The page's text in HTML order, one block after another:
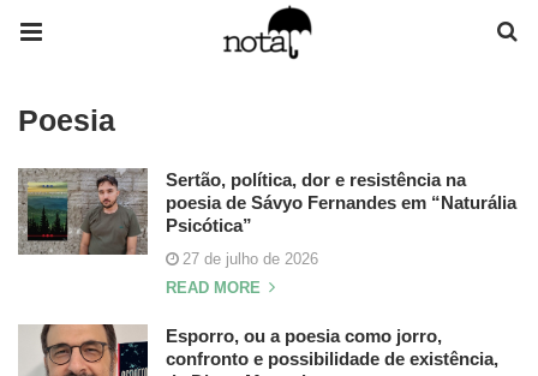
Poesia
Sertão, política, dor e resistência na
poesia de Sávyo Fernandes em “Naturália
Psicótica”
27 de julho de 2026
READ MORE
Esporro, ou a poesia como jorro,
confronto e possibilidade de existência,